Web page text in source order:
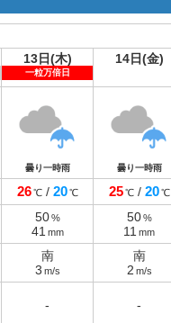
13日(木)
一粒万倍日
14日(金)
曇り一時雨 曇り一時雨
26 ℃/ 20 ℃ 25 ℃/ 20 ℃
50 %
41 mm
50 %
11 mm
南
3 m/s
南
2 m/s
- -